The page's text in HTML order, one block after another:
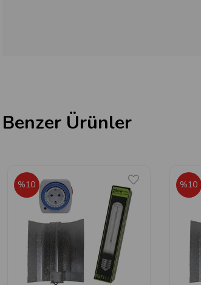
Benzer Ürünler
%10 %10